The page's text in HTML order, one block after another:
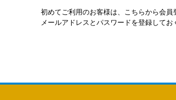
初めてご利用のお客様は、こちらから会員
メールアドレスとパスワードを登録して